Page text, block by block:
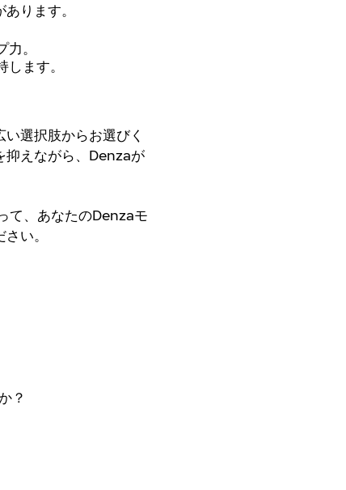
ります。
。
ます。
選択肢からお選びく
抑えながら、Denzaが
て、あなたのDenzaモ
い。
？